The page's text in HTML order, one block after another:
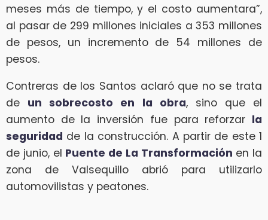
meses más de tiempo, y el costo aumentara”,
al pasar de 299 millones iniciales a 353 millones
de pesos, un incremento de 54 millones de
pesos.
Contreras de los Santos aclaró que no se trata
de un sobrecosto en la obra, sino que el
aumento de la inversión fue para reforzar la
seguridad de la construcción. A partir de este 1
de junio, el Puente de La Transformación en la
zona de Valsequillo abrió para utilizarlo
automovilistas y peatones.